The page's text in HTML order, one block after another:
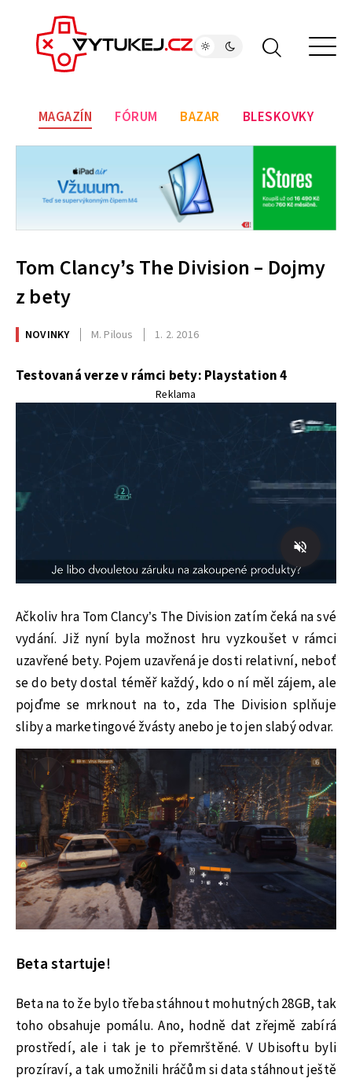
MAGAZÍN FÓRUM BAZAR BLESKOVKY
Tom Clancy’s The Division – Dojmy
z bety
NOVINKY M. Pilous 1. 2. 2016
Testovaná verze v rámci bety: Playstation 4
Reklama
Ačkoliv hra Tom Clancy’s The Division zatím čeká na své
vydání. Již nyní byla možnost hru vyzkoušet v rámci
uzavřené bety. Pojem uzavřená je dosti relativní, neboť
se do bety dostal téměř každý, kdo o ní měl zájem, ale
pojďme se mrknout na to, zda The Division splňuje
sliby a marketingové žvásty anebo je to jen slabý odvar.
Beta startuje!
Beta na to že bylo třeba stáhnout mohutných 28GB, tak
toho obsahuje pomálu. Ano, hodně dat zřejmě zabírá
prostředí, ale i tak je to přemrštěné. V Ubisoftu byli
prozíraví, a tak umožnili hráčům si data stáhnout ještě